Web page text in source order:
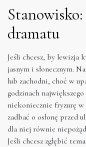
Stanowisko:
dramatu
Jeśli chcesz, by lewizja
jasnym i słonecznym.
lub zachodni, choć w
godzinach
niekoniecznie fryzurę w
zadbać o osłonę przed
dla niej równie
Jeśli chcesz zgłębić